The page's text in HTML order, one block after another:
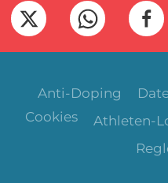
Anti-Doping
Cookies
Athleten-